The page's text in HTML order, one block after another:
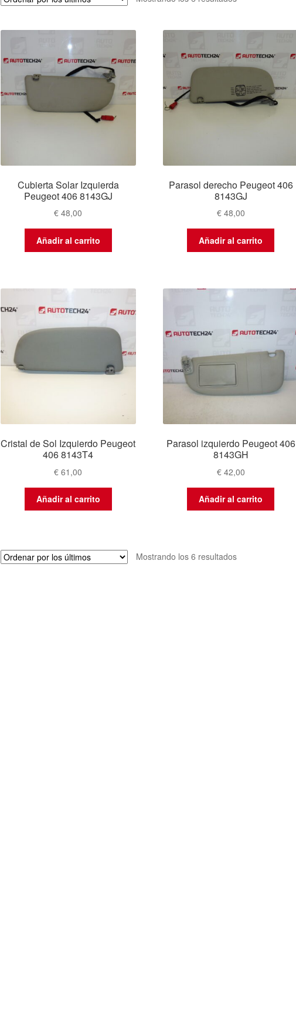
Cubierta Solar Izquierda
Peugeot 406 8143GJ
€ 48,00
Añadir al carrito
Parasol derecho Peugeot 406
8143GJ
€48,00
Añadir al carrito
Cristal de Sol Izquierdo Peugeot
406 8143T4
€ 61,00
Añadir al carrito
Parasol izquierdo Peugeot 406
8143GH
€42,00
Añadir al carrito
Mostrando los 6 resultadosOrdenado